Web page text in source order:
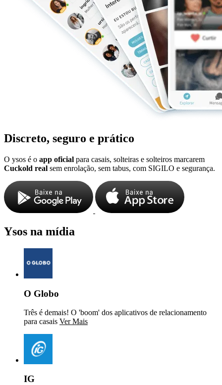
Discreto, seguro e prático
O ysos é o app oficial para casais, solteiras e solteiros marcarem
Cuckold real sem enrolação, sem tabus, com SIGILO e segurança.
Ysos na mídia
O Globo
Três é demais! O 'boom' dos aplicativos de relacionamento
para casais Ver Mais
IG